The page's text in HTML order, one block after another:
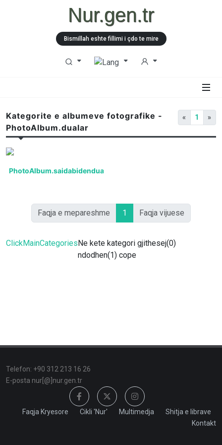
Nur.gen.tr
Bismillah eshte fillimi i çdo te mire
Kategorite e albumeve fotografike -
PhotoAlbum.dualar
« 1 »
PhotoAlbum.saidabidendualar
Faqja e mepareshme 1 Faqja vijuese
ClickMainCategoriesNe kete kategori gjithesej(0)
ndodhen(1) cope
Telefon: +90 312 213 16 26
E-posta nur[@]nur.gen.tr
Faqja Kryesore Cikli 'Nur' Multimedja
Shitja e librave
Kontakt